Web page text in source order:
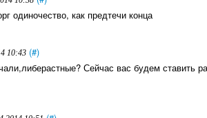
одиночество, как предтечи конца
10:43 (#)
Сейчас вас будем ставить